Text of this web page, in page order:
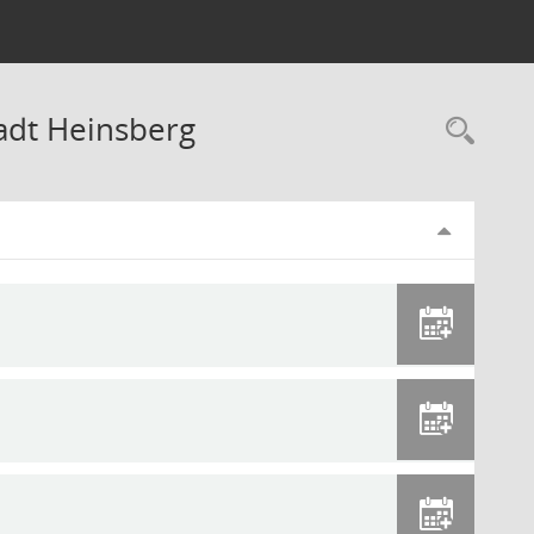
Heinsberg